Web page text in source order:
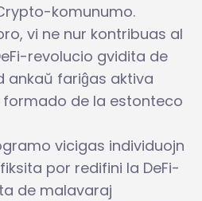
komunumo.
vi ne nur kontribuas al
revolucio gvidita de
ankaŭ fariĝas aktiva
de la estonteco
vicigas individuojn
por redifini la DeFi-
de malavaraj